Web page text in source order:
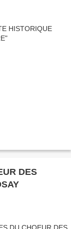
DES